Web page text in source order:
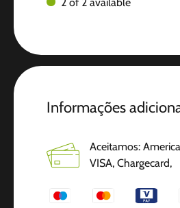
Informações
Aceitamos:
VISA, Chargecard,